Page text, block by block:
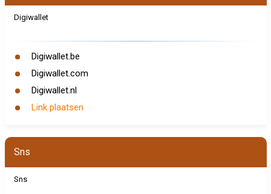
Digiwallet
Digiwallet.be
Digiwallet.com
Digiwallet.nl
Link plaatsen
Sns
Sns